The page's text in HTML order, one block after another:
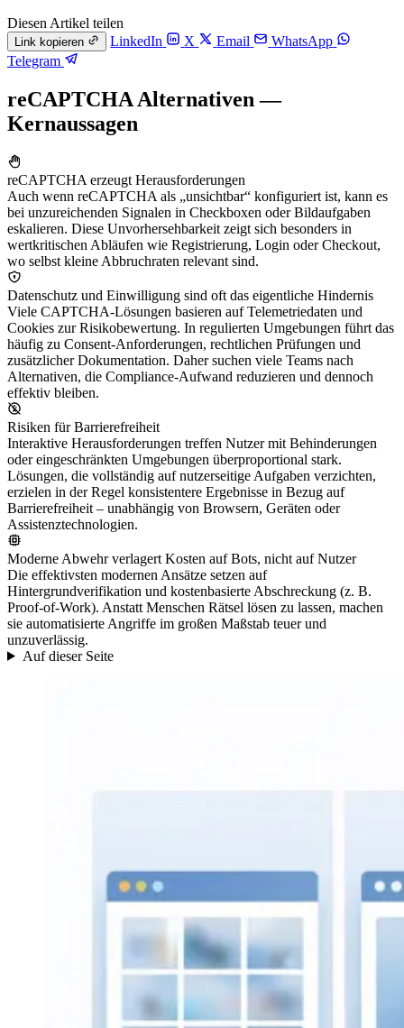
Diesen Artikel teilen
Link kopieren LinkedIn X Email
WhatsApp
Telegram
reCAPTCHA Alternativen —
Kernaussagen
reCAPTCHA erzeugt Herausforderungen
Auch wenn reCAPTCHA als „unsichtbar“ konfiguriert ist, kann es
bei unzureichenden Signalen in Checkboxen oder Bildaufgaben
eskalieren. Diese Unvorhersehbarkeit zeigt sich besonders in
wertkritischen Abläufen wie Registrierung, Login oder Checkout,
wo selbst kleine Abbruchraten relevant sind.
Datenschutz und Einwilligung sind oft das eigentliche Hindernis
Viele CAPTCHA-Lösungen basieren auf Telemetriedaten und
Cookies zur Risikobewertung. In regulierten Umgebungen führt das
häufig zu Consent-Anforderungen, rechtlichen Prüfungen und
zusätzlicher Dokumentation. Daher suchen viele Teams nach
Alternativen, die Compliance-Aufwand reduzieren und dennoch
effektiv bleiben.
Risiken für Barrierefreiheit
Interaktive Herausforderungen treffen Nutzer mit Behinderungen
oder eingeschränkten Umgebungen überproportional stark.
Lösungen, die vollständig auf nutzerseitige Aufgaben verzichten,
erzielen in der Regel konsistentere Ergebnisse in Bezug auf
Barrierefreiheit – unabhängig von Browsern, Geräten oder
Assistenztechnologien.
Moderne Abwehr verlagert Kosten auf Bots, nicht auf Nutzer
Die effektivsten modernen Ansätze setzen auf
Hintergrundverifikation und kostenbasierte Abschreckung (z. B.
Proof-of-Work). Anstatt Menschen Rätsel lösen zu lassen, machen
sie automatisierte Angriffe im großen Maßstab teuer und
unzuverlässig.
Auf dieser Seite